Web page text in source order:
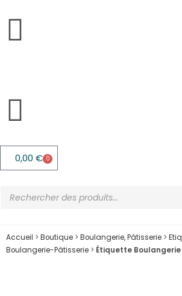
0,00 € 0
Accueil > Boutique > Boulangerie, Pâtisserie >
Boulangerie-Pâtisserie > Étiquette Boulangerie